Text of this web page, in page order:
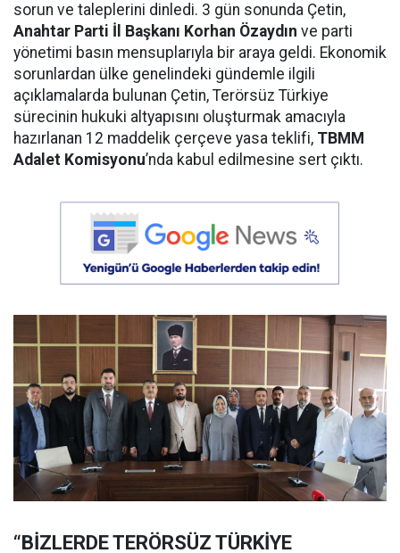
sorun ve taleplerini dinledi. 3 gün sonunda Çetin,
Anahtar Parti İl Başkanı Korhan Özaydın ve parti
yönetimi basın mensuplarıyla bir araya geldi. Ekonomik
sorunlardan ülke genelindeki gündemle ilgili
açıklamalarda bulunan Çetin, Terörsüz Türkiye
sürecinin hukuki altyapısını oluşturmak amacıyla
hazırlanan 12 maddelik çerçeve yasa teklifi, TBMM
Adalet Komisyonu’nda kabul edilmesine sert çıktı.
“BİZLERDE TERÖRSÜZ TÜRKİYE